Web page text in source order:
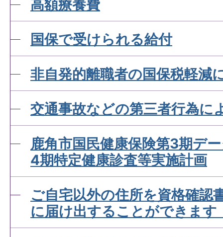
国民健康保険加入者が出産
付金について知りたい
国民健康保険資格確認書を
して欲しい
資格確認書とは？
資格情報のお知らせとは？
高額療養費
国保で受けられる給付
非自発的離職者の国保税軽減
交通事故などの第三者行為に
鹿角市国民健康保険第3期デ
4期特定健康診査等実施計画
ご自宅以外の住所を資格確認
に届け出することができます